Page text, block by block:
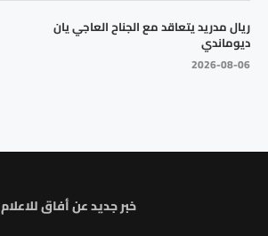
ريال مدريد يتعاقد مع الجناح العاجي يان
ديوماندي
2026-08-06
خبر جديد عن أفاق للاعلام